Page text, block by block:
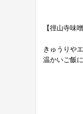
【徑山寺味噌
きゅうりや
温かいご飯